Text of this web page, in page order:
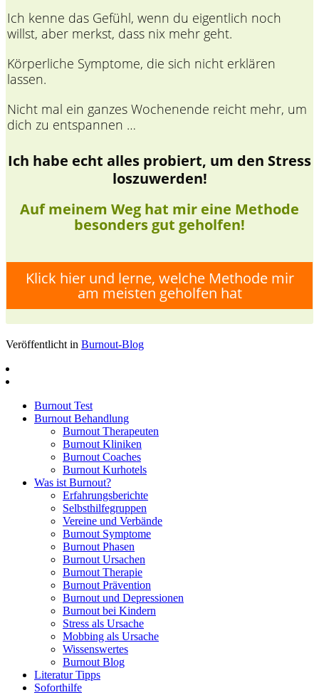
Ich kenne das Gefühl, wenn du eigentlich noch
willst, aber merkst, dass nix mehr geht.
Körperliche Symptome, die sich nicht erklären
lassen.
Nicht mal ein ganzes Wochenende reicht mehr, um
dich zu entspannen …
Ich habe echt alles probiert, um den Stress
loszuwerden !
Auf meinem Weg hat mir eine Methode
besonders gut geholfen!
Klick hier und lerne, welche Methode mir
am meisten geholfen hat
Veröffentlicht in Burnout-Blog
Burnout Test
Burnout Behandlung
Burnout Therapeuten
Burnout Kliniken
Burnout Coaches
Burnout Kurhotels
Was ist Burnout?
Erfahrungsberichte
Selbsthilfegruppen
Vereine und Verbände
Burnout Symptome
Burnout Phasen
Burnout Ursachen
Burnout Therapie
Burnout Prävention
Burnout und Depressionen
Burnout bei Kindern
Stress als Ursache
Mobbing als Ursache
Wissenswertes
Burnout Blog
Literatur Tipps
Soforthilfe